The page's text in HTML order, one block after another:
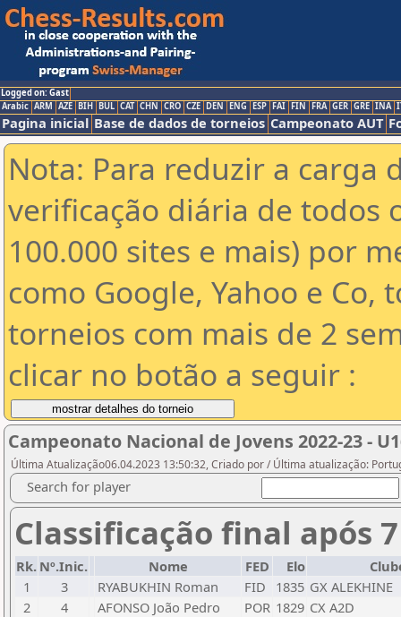
Logged on: Gast
Arabic ARM AZE BIH BUL CAT CHN CRO CZE DEN ENG ESP FAI FIN FRA GER GRE INA
Pagina inicial Base de dados de torneios Campeonato AUT
Nota: Para reduzir a carga
verificação diária de todos
100.000 sites e mais) por
como Google, Yahoo e Co,
torneios com mais de 2
clicar no botão a seguir :
Campeonato Nacional de Jovens 2022-23 -
Última Atualização06.04.2023 13:50:32, Criado por / Última atualização:
Search for player
Classificação final após
Rk. Nº.Inic. Nome FED Elo
1
3 RYABUKHIN Roman FID 1835 GX ALEKHINE
2
4 AFONSO João Pedro POR 1829 CX A2D